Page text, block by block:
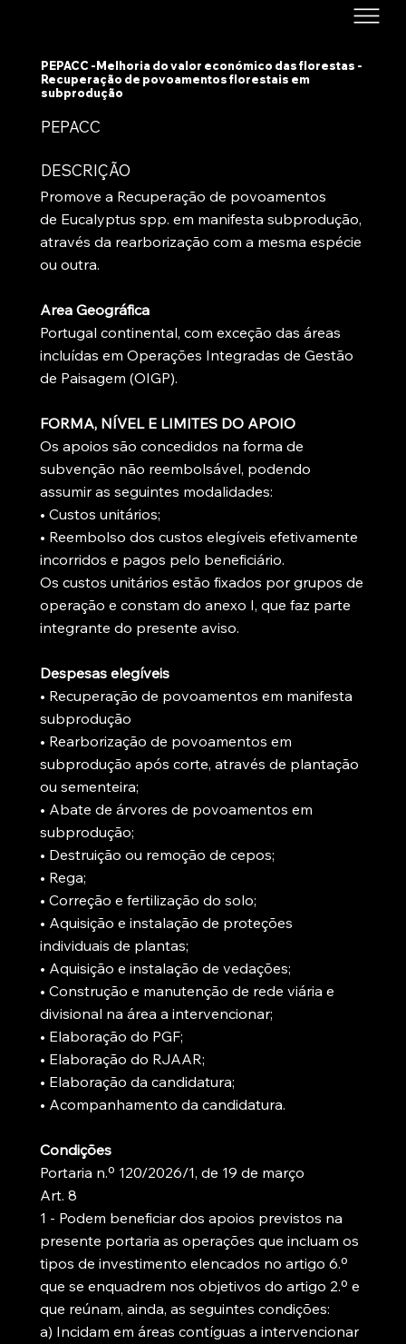
PEPACC -Melhoria do valor económico das florestas -
Recuperação de povoamentos florestais em
subprodução
PEPACC
DESCRIÇÃO
Promove a Recuperação de povoamentos
de Eucalyptus spp. em manifesta subprodução,
através da rearborização com a mesma espécie
ou outra.
Area Geográfica
Portugal continental, com exceção das áreas
incluídas em Operações Integradas de Gestão
de Paisagem (OIGP).
FORMA, NÍVEL E LIMITES DO APOIO
Os apoios são concedidos na forma de
subvenção não reembolsável, podendo
assumir as seguintes modalidades:
• Custos unitários;
• Reembolso dos custos elegíveis efetivamente
incorridos e pagos pelo beneficiário.
Os custos unitários estão fixados por grupos de
operação e constam do anexo I, que faz parte
integrante do presente aviso.
Despesas elegíveis
• Recuperação de povoamentos em manifesta
subprodução
• Rearborização de povoamentos em
subprodução após corte, através de plantação
ou sementeira;
• Abate de árvores de povoamentos em
subprodução;
• Destruição ou remoção de cepos;
• Rega;
• Correção e fertilização do solo;
• Aquisição e instalação de proteções
individuais de plantas;
• Aquisição e instalação de vedações;
• Construção e manutenção de rede viária e
divisional na área a intervencionar;
• Elaboração do PGF;
• Elaboração do RJAAR;
• Elaboração da candidatura;
• Acompanhamento da candidatura.
Condições
Portaria n.º 120/2026/1, de 19 de março
Art. 8
1 - Podem beneficiar dos apoios previstos na
presente portaria as operações que incluam os
tipos de investimento elencados no artigo 6.º
que se enquadrem nos objetivos do artigo 2.º e
que reúnam, ainda, as seguintes condições:
a) Incidam em áreas contíguas a intervencionar